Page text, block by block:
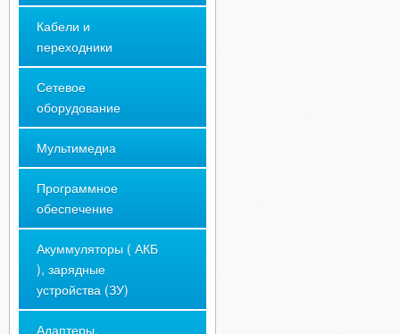
Кабели и
переходники
Сетевое
оборудование
Мультимедиа
Программное
обеспечение
Акуммуляторы ( АКБ
), зарядные
устройства (ЗУ)
Адаптеры,